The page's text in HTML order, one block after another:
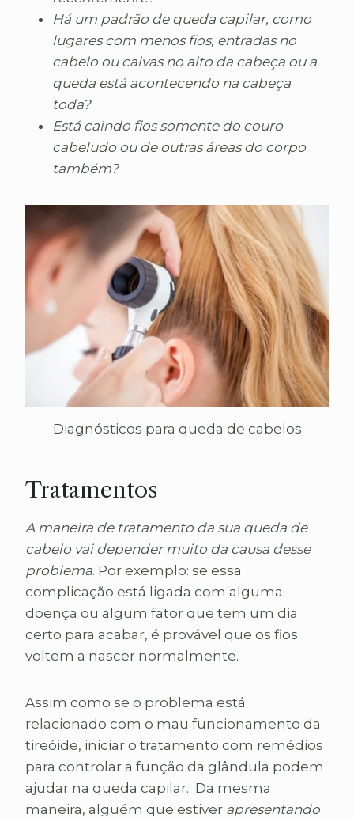
Há um padrão de queda capilar, como
lugares com menos fios, entradas no
cabelo ou calvas no alto da cabeça ou a
queda está acontecendo na cabeça
toda?
Está caindo fios somente do couro
cabeludo ou de outras áreas do corpo
também?
Diagnósticos para queda de cabelos
Tratamentos
A maneira de tratamento da sua queda de
cabelo vai depender muito da causa desse
problema. Por exemplo: se essa
complicação está ligada com alguma
doença ou algum fator que tem um dia
certo para acabar, é provável que os fios
voltem a nascer normalmente.
Assim como se o problema está
relacionado com o mau funcionamento da
tireóide, iniciar o tratamento com remédios
para controlar a função da glândula podem
ajudar na queda capilar. Da mesma
maneira, alguém que estiver apresentando